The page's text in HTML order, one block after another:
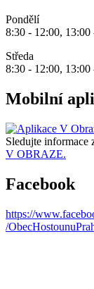
Pondělí
8:30 - 12:00, 13:00
Středa
8:30 - 12:00, 13:00
Mobilní
Sledujte informace
V OBRAZE.
Facebook
https://
/